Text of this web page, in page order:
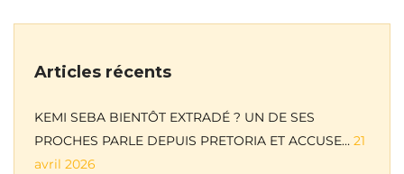
Articles récents
KEMI SEBA BIENTÔT EXTRADÉ ? UN DE SES
PROCHES PARLE DEPUIS PRETORIA ET ACCUSE… 21
avril 2026